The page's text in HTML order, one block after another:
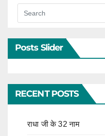
Posts Slider
RECENT POSTS
राधा जी के 32 नाम